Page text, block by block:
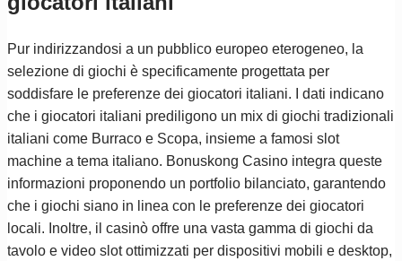
Pur indirizzandosi a un pubblico europeo eterogeneo, la
selezione di giochi è specificamente progettata per
soddisfare le preferenze dei giocatori italiani. I dati indicano
che i giocatori italiani prediligono un mix di giochi tradizionali
italiani come Burraco e Scopa, insieme a famosi slot
machine a tema italiano. Bonuskong Casino integra queste
informazioni proponendo un portfolio bilanciato, garantendo
che i giochi siano in linea con le preferenze dei giocatori
locali. Inoltre, il casinò offre una vasta gamma di giochi da
tavolo e video slot ottimizzati per dispositivi mobili e desktop,